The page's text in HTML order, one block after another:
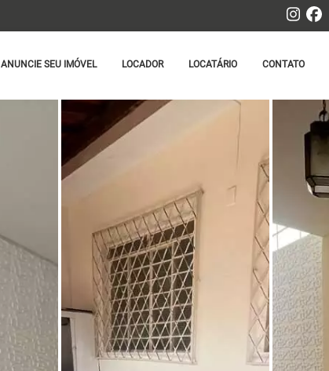
ANUNCIE SEU IMÓVEL LOCADOR LOCATÁRIO CONTATO